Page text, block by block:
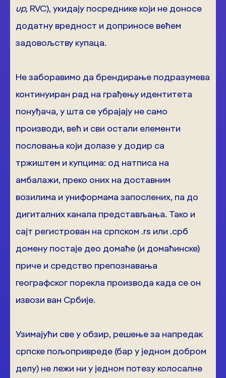
up, RVC), укидају посреднике који не доносе
додатну вредност и доприносе већем
задовољству купаца.
Не заборавимо да брендирање подразумева
континуиран рад на грађењу идентитета
понуђача, у шта се убрајају не само
производи, већ и сви остали елементи
пословања који долазе у додир са
тржиштем и купцима: од натписа на
амбалажи, преко оних на доставним
возилима и униформама запослених, па до
дигиталних канала представљања. Тако и
сајт регистрован на српском .rs или .срб
домену постаје део домаће (и домаћинске)
приче и средство препознавања
географског порекла производа када се он
извози ван Србије.
Узимајући све у обзир, решење за напредак
српске пољопривреде (бар у једном добром
делу) не лежи ни у једном потезу колосалне